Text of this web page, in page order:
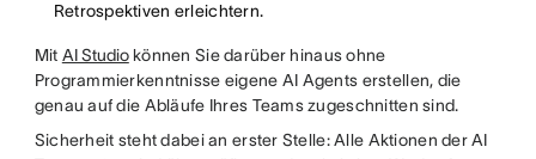
Retrospektiven erleichtern.
Mit AI Studiokönnen Sie darüber hinaus ohne
Programmierkenntnisse eigene AI Agents erstellen, die
genau auf die Abläufe Ihres Teams zugeschnitten sind.
Sicherheit steht dabei an erster Stelle: Alle Aktionen der AI